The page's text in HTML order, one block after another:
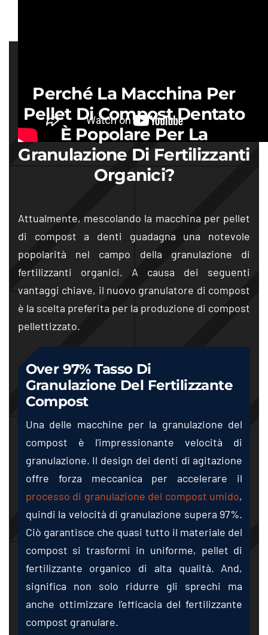
Perché La Macchina Per
Pellet Di Compost Dentato
È Popolare Per La
Granulazione Di Fertilizzanti
Organici?
Attualmente, mescolando la macchina per pellet
di compost a denti guadagna una notevole
popolarità nel campo della granulazione di
fertilizzanti organici. A causa dei seguenti
vantaggi chiave, il nuovo granulatore di compost
è la scelta preferita per la produzione di compost
pellettizzato.
Over97% Tasso Di
Granulazione Del Fertilizzante
Compost
Una delle macchine per la granulazione del
compost è l'impressionante velocità di
granulazione. Il design dei denti di agitazione
offre forza meccanica per accelerare il
processo di granulazione del compost umido,
quindi la velocità di granulazione supera 97%.
Ciò garantisce che quasi tutto il materiale del
compost si trasformi in uniforme, pellet di
fertilizzante organico di alta qualità. And,
significa non solo ridurre gli sprechi ma
anche ottimizzare l'efficacia del fertilizzante
compost granulare.